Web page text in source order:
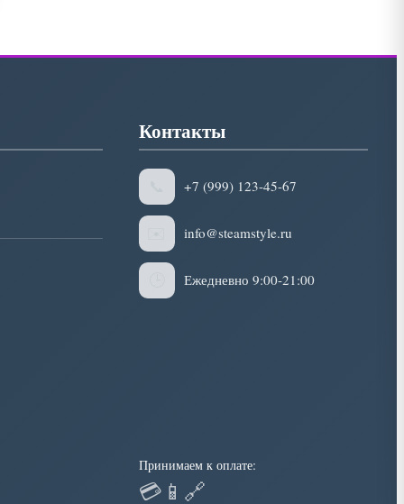
Контакты
+7 (999) 123-45-67
info@steamstyle.ru
Ежедневно 9:00-21:00
Принимаем к оплате:
💳 📱 🔗